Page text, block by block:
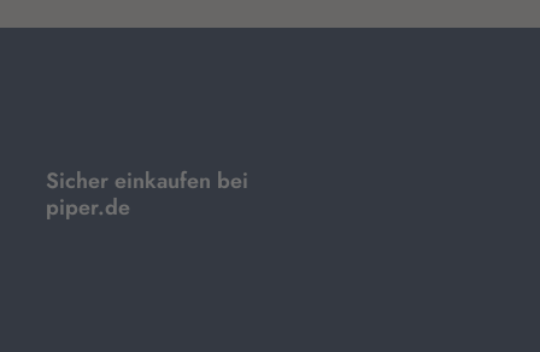
Sicher einkaufen bei
piper.de